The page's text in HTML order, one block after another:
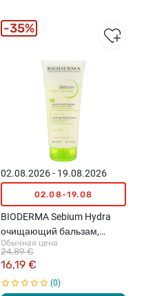
02.08.2026 - 19.08.2026
02.08-19.08
BIODERMA Sebium Hydra
очищающий бальзам,
200мл
Обычная цена
16,19 €
24,89 €
0
35%